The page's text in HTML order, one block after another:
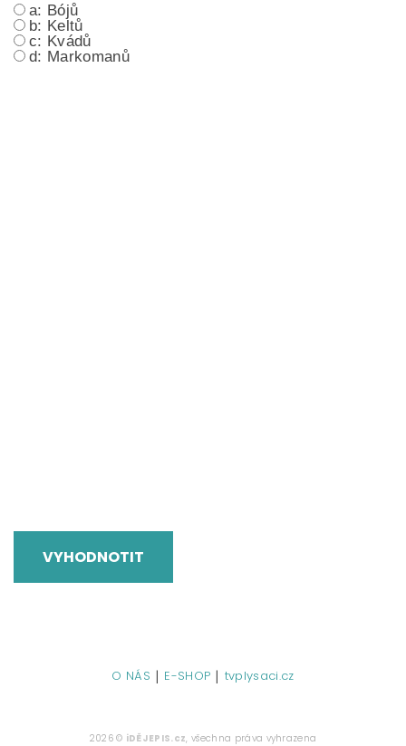
a: Bójů
b: Keltů
c: Kvádů
d: Markomanů
VYHODNOTIT
O NÁS | E-SHOP | tvplysaci.cz
2026 © iDĚJEPIS.cz, všechna práva vyhrazena